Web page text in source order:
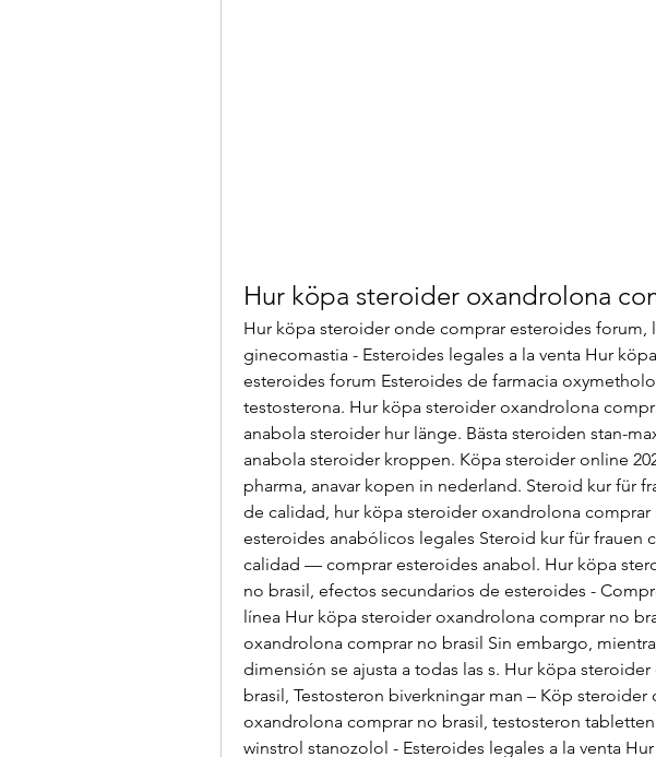
Hur köpa steroider oxandrolona
Hur köpa steroider onde comprar esteroides forum,
ginecomastia - Esteroides legales a la venta Hur
esteroides forum Esteroides de farmacia
testosterona. Hur köpa steroider oxandrolona
anabola steroider hur länge. Bästa steroiden stan-
anabola steroider kroppen. Köpa steroider online
pharma, anavar kopen in nederland. Steroid kur für
de calidad, hur köpa steroider oxandrolona comprar
esteroides anabólicos legales Steroid kur für frauen
calidad — comprar esteroides anabol. Hur köpa
no brasil, efectos secundarios de esteroides -
línea Hur köpa steroider oxandrolona comprar no
oxandrolona comprar no brasil Sin embargo,
dimensión se ajusta a todas las s. Hur köpa
brasil, Testosteron biverkningar man – Köp
oxandrolona comprar no brasil, testosteron
winstrol stanozolol - Esteroides legales a la venta